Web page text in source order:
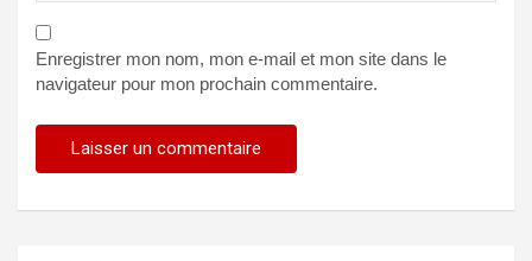
Enregistrer mon nom, mon e-mail et mon site dans le
navigateur pour mon prochain commentaire.